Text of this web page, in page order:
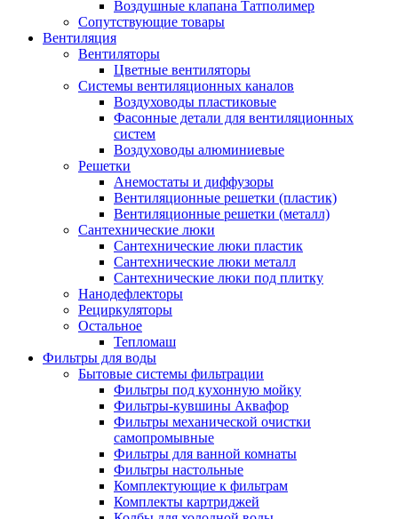
Воздушные клапана Татполимер
Сопутствующие товары
Вентиляция
Вентиляторы
Цветные вентиляторы
Системы вентиляционных каналов
Воздуховоды пластиковые
Фасонные детали для вентиляционных
систем
Воздуховоды алюминиевые
Решетки
Анемостаты и диффузоры
Вентиляционные решетки (пластик)
Вентиляционные решетки (металл)
Сантехнические люки
Сантехнические люки пластик
Сантехнические люки металл
Сантехнические люки под плитку
Нанодефлекторы
Рециркуляторы
Остальное
Тепломаш
Фильтры для воды
Бытовые системы фильтрации
Фильтры под кухонную мойку
Фильтры-кувшины Аквафор
Фильтры механической очистки
самопромывные
Фильтры для ванной комнаты
Фильтры настольные
Комплектующие к фильтрам
Комплекты картриджей